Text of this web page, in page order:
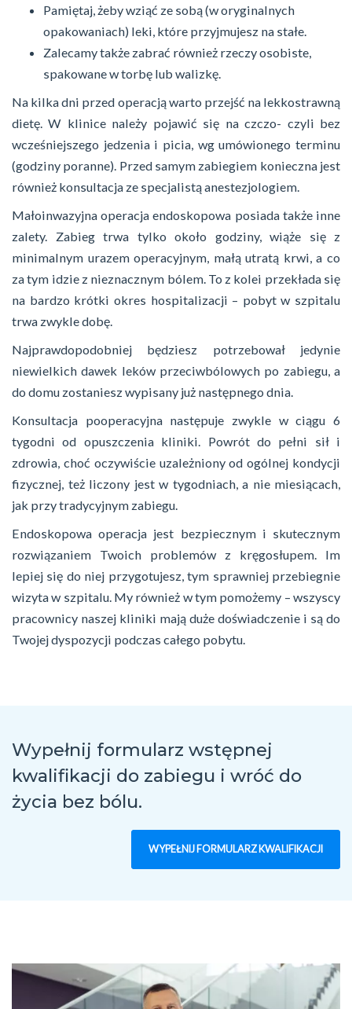
Pamiętaj, żeby wziąć ze sobą (w oryginalnych
opakowaniach) leki, które przyjmujesz na stałe.
Zalecamy także zabrać również rzeczy osobiste,
spakowane w torbę lub walizkę.
Na kilka dni przed operacją warto przejść na lekkostrawną
dietę. W klinice należy pojawić się na czczo- czyli bez
wcześniejszego jedzenia i picia, wg umówionego terminu
(godziny poranne). Przed samym zabiegiem konieczna jest
również konsultacja ze specjalistą anestezjologiem.
Małoinwazyjna operacja endoskopowa posiada także inne
zalety. Zabieg trwa tylko około godziny, wiąże się z
minimalnym urazem operacyjnym, małą utratą krwi, a co
za tym idzie z nieznacznym bólem. To z kolei przekłada się
na bardzo krótki okres hospitalizacji – pobyt w szpitalu
trwa zwykle dobę.
Najprawdopodobniej będziesz potrzebował jedynie
niewielkich dawek leków przeciwbólowych po zabiegu, a
do domu zostaniesz wypisany już następnego dnia.
Konsultacja pooperacyjna następuje zwykle w ciągu 6
tygodni od opuszczenia kliniki. Powrót do pełni sił i
zdrowia, choć oczywiście uzależniony od ogólnej kondycji
fizycznej, też liczony jest w tygodniach, a nie miesiącach,
jak przy tradycyjnym zabiegu.
Endoskopowa operacja jest bezpiecznym i skutecznym
rozwiązaniem Twoich problemów z kręgosłupem. Im
lepiej się do niej przygotujesz, tym sprawniej przebiegnie
wizyta w szpitalu. My również w tym pomożemy – wszyscy
pracownicy naszej kliniki mają duże doświadczenie i są do
Twojej dyspozycji podczas całego pobytu.
Wypełnij formularz wstępnej
kwalifikacji do zabiegu i wróć do
życia bez bólu.
WYPEŁNIJ FORMULARZ KWALIFIKACJI